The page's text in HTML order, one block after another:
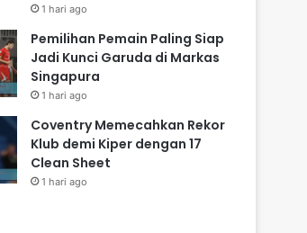
1 hari ago
Pemilihan Pemain Paling Siap
Jadi Kunci Garuda di Markas
Singapura
1 hari ago
Coventry Memecahkan Rekor
Klub demi Kiper dengan 17
Clean Sheet
1 hari ago